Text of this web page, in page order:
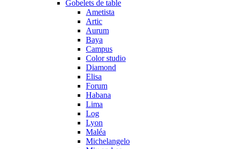
Gobelets de table
Ametista
Artic
Aurum
Baya
Campus
Color studio
Diamond
Elisa
Forum
Habana
Lima
Log
Lyon
Maléa
Michelangelo